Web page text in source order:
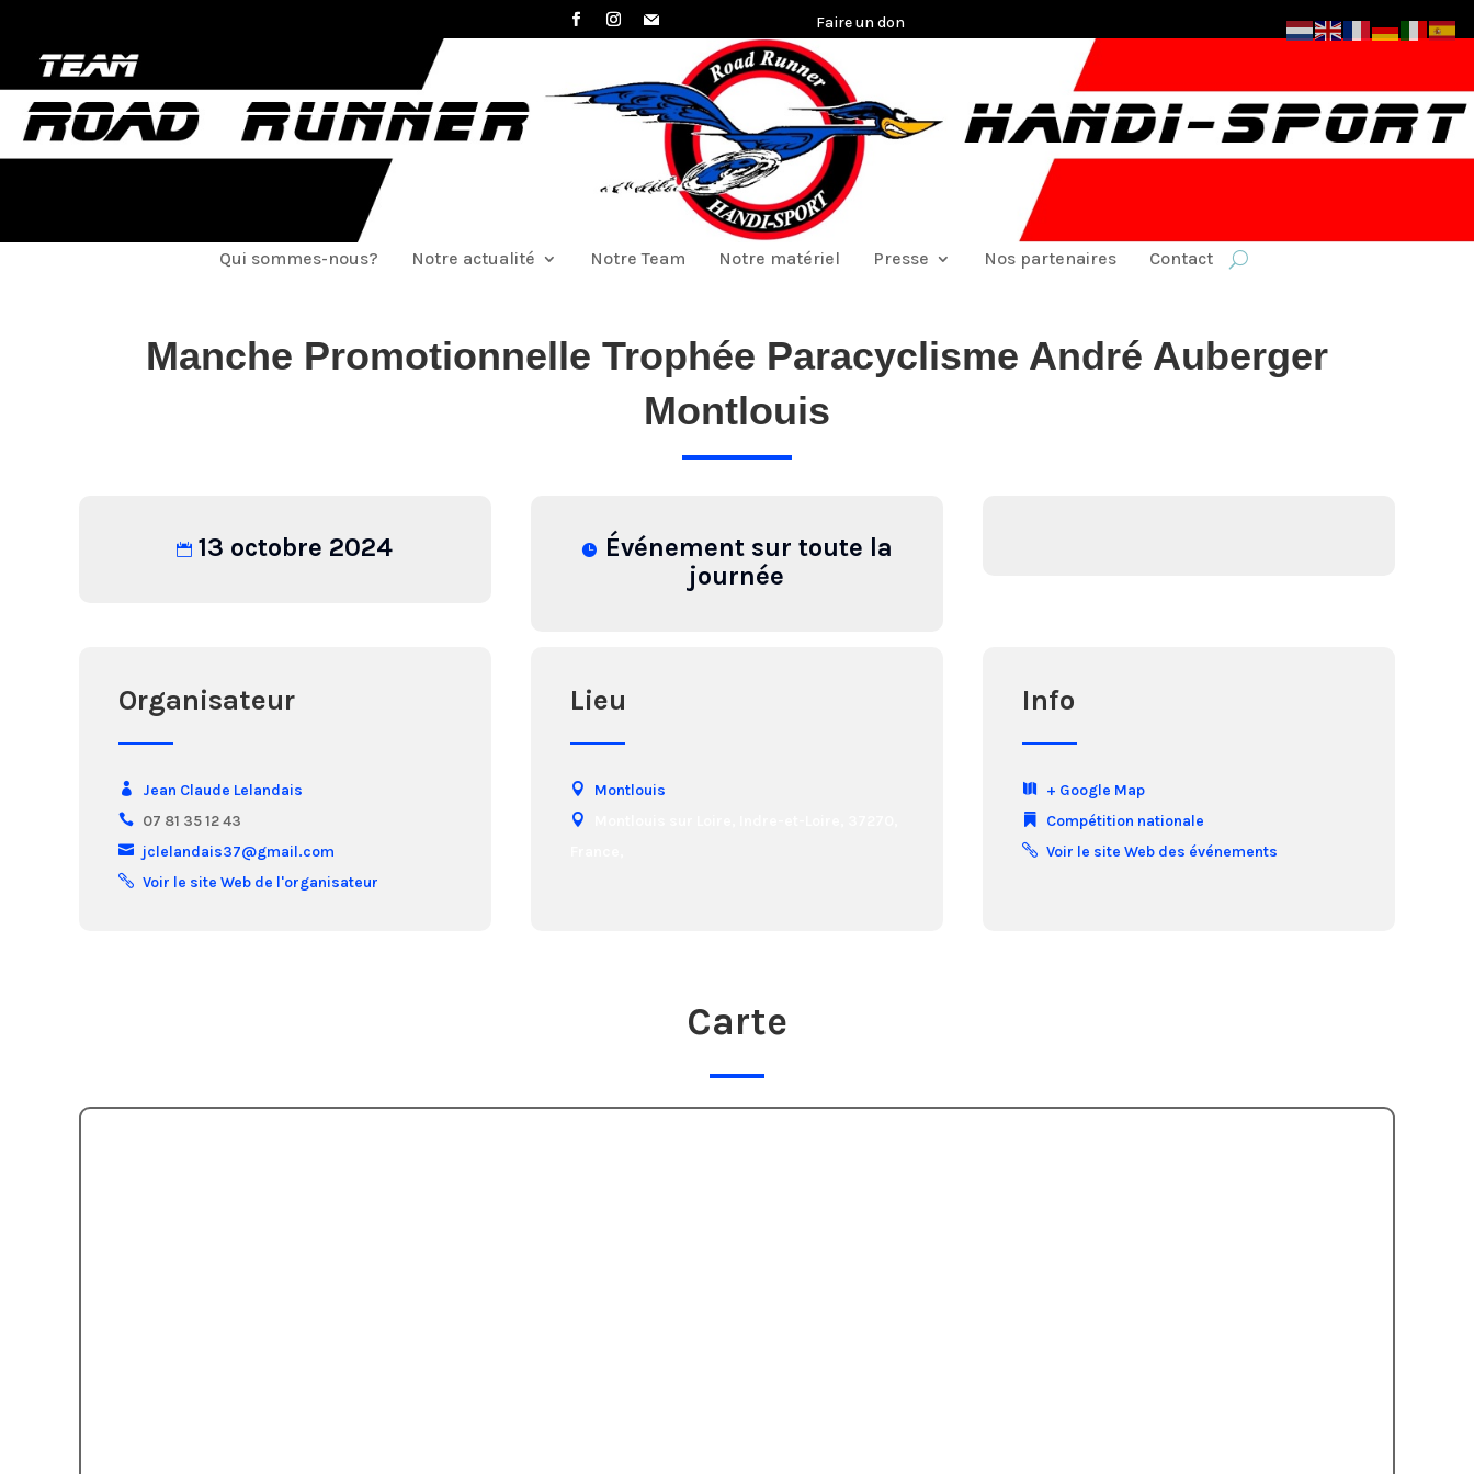
Faire un don
Qui sommes-nous? Notre actualité Notre Team Notre matériel Presse Nos partenaires Contact
Manche Promotionnelle Trophée Paracyclisme André Auberger
Montlouis
13 octobre 2024
Événement sur toute la
journée
Organisateur
Jean Claude Lelandais
07 81 35 12 43
jclelandais37@gmail.com
Voir le site Web de l'organisateur
Lieu
Montlouis
Info
+ Google Map
Compétition nationale
Voir le site Web des événements
Carte